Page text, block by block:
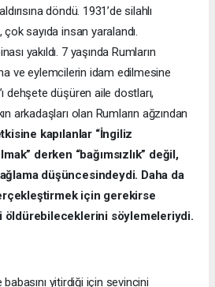
döndü. 1931’de silahlı
sayıda insan yaralandı.
yakıldı. 7 yaşında Rumların
ve eylemcilerin idam edilmesine
dehşete düşüren aile dostları,
arkadaşları olan Rumların ağzından
kapılanlar “İngiliz
derken “bağımsızlık” değil,
düşüncesindeydi. Daha da
için gerekirse
öldürebileceklerini söylemeleriydi.
yitirdiği için sevincini